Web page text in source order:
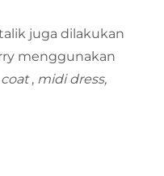
juga dilakukan
menggunakan
coat, midi dress,